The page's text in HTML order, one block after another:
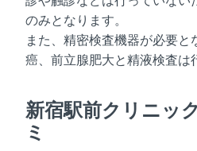
のみとなります。
また、精密検査機器が必要と
癌、前立腺肥大と精液検査は
新宿駅前クリニッ
ミ